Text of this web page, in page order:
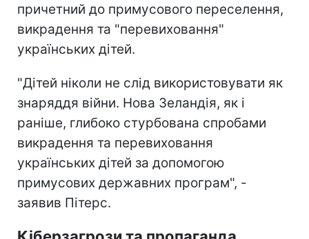
причетний до примусового переселення,
викрадення та "перевиховання"
українських дітей.
"Дітей ніколи не слід використовувати як
знаряддя війни. Нова Зеландія, як і
раніше, глибоко стурбована спробами
викрадення та перевиховання
українських дітей за допомогою
примусових державних програм", -
заявив Пітерс.